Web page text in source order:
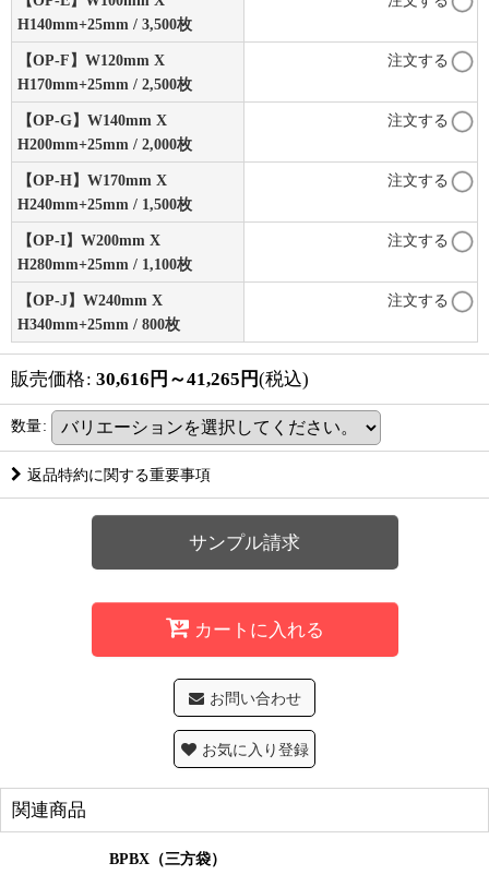
H140mm+25mm / 3,500枚
【OP-F】W120mm X
H170mm+25mm / 2,500枚
注文する
【OP-G】W140mm X
H200mm+25mm / 2,000枚
注文する
【OP-H】W170mm X
H240mm+25mm / 1,500枚
注文する
【OP-I】W200mm X
H280mm+25mm / 1,100枚
注文する
【OP-J】W240mm X
H340mm+25mm / 800枚
注文する
販売価格: 30,616 円 ～41,265 円(税込)
数量:
返品特約に関する重要事項
サンプル請求
カートに入れる
お問い合わせ
お気に入り登録
関連商品
BPBX（三方袋）